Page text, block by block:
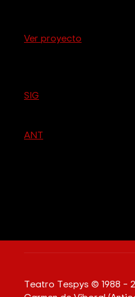
Ver proyecto
SIG
ANT
Teatro Tespys © 1988 –